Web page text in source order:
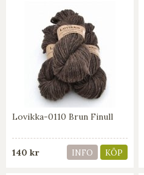
Lovikka-0110 Brun Finull
140 kr INFO KÖP